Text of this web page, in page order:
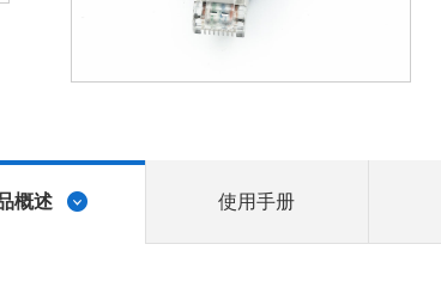
概述 使用手册